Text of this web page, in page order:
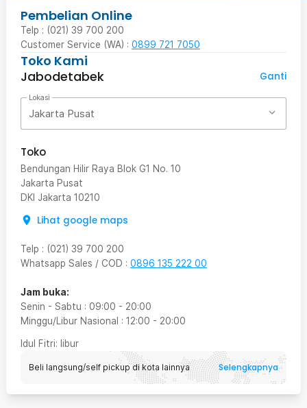
Pembelian Online
Telp : (021) 39 700 200
Customer Service (WA) : 0899 721 7050
Toko Kami
Jabodetabek
Ganti
Lokasi
Jakarta Pusat
Toko
Bendungan Hilir Raya Blok G1 No. 10
Jakarta Pusat
DKI Jakarta 10210
Lihat google maps
Telp : (021) 39 700 200
Whatsapp Sales / COD : 0896 135 222 00
Jam buka:
Senin - Sabtu : 09:00 - 20:00
Minggu/Libur Nasional : 12:00 - 20:00
Idul Fitri: libur
Beli langsung/self pickup di kota lainnya Selengkapnya